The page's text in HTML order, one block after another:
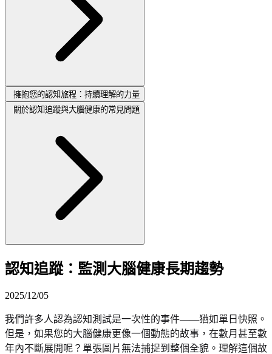
擁抱您的認知旅程：持續理解的力量
關於認知追蹤與大腦健康的常見問題
認知追蹤：監測大腦健康長期趨勢
2025/12/05
我們許多人認為認知測試是一次性的事件——猶如單日快照。
但是，如果您的大腦健康更像一個動態的故事，在數月甚至數
年內不斷展開呢？單張圖片無法捕捉到整個全貌。理解這個故